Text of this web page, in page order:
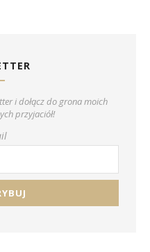
i dołącz do grona moich
przyjaciół!